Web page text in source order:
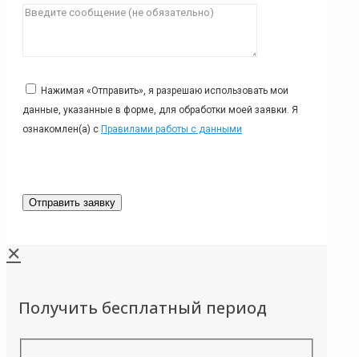
Нажимая «Отправить», я разрешаю использовать мои
данные, указанные в форме, для обработки моей заявки. Я
ознакомлен(а) с Правилами работы с данными
✕
Получить бесплатный период